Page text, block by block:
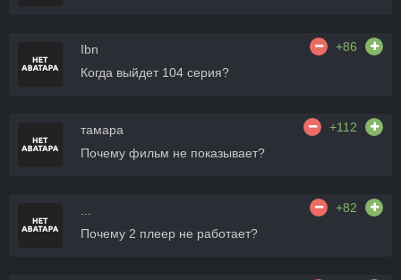
Ibn
+86
Когда выйдет 104 серия?
тамара
+112
Почему фильм не показывает?
+82
Почему 2 плеер не работает?